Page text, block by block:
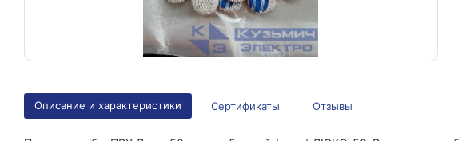
Описание и характеристики Сертификаты Отзывы